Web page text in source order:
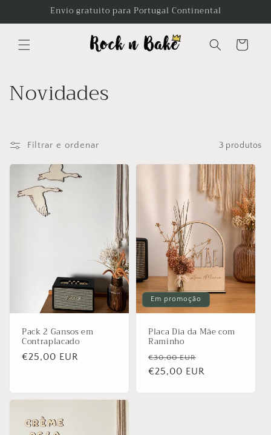
conteúdo
Envio gratuito para Portugal Continental
Carrinho
C
l
e
ç
Novidades
Filtrar e ordenar 3 produtos
Pack 2 Gansos em
Contraplacado
Preço
€25,00 EUR
Em promoção
Placa Dia da Mãe com
Raminho
Preço
normal
€30,00 EUR
de
€25,00 EUR